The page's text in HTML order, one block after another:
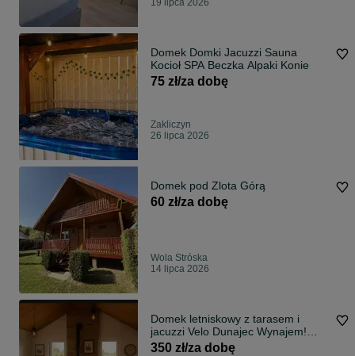
19 lipca 2026
Domek Domki Jacuzzi Sauna
Kocioł SPA Beczka Alpaki Konie
75 zł/za dobę
Zakliczyn
26 lipca 2026
Domek pod Zlota Górą
60 zł/za dobę
Wola Stróska
14 lipca 2026
Domek letniskowy z tarasem i
jacuzzi Velo Dunajec Wynajem!
Nocleg
350 zł/za dobę